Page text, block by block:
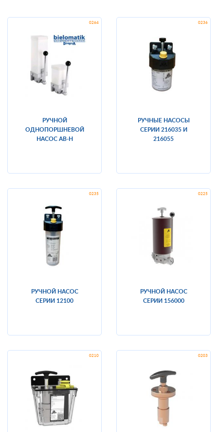
РУЧНОЙ
ОДНОПОРШНЕВОЙ
НАСОС AB-H
РУЧНЫЕ НАСОСЫ
СЕРИИ 216035 И
216055
РУЧНОЙ НАСОС
СЕРИИ 12100
РУЧНОЙ НАСОС
СЕРИИ 156000